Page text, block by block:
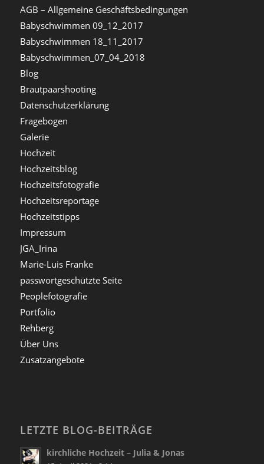
AGB – Allgemeine Geschäftsbedingungen
Babyschwimmen 09_12_2017
Babyschwimmen 18_11_2017
Babyschwimmen_07_04_2018
Blog
Brautpaarshooting
Datenschutzerklärung
Fragebogen
Galerie
Hochzeit
Hochzeitsblog
Hochzeitsfotografie
Hochzeitsreportage
Hochzeitstipps
Impressum
JGA_Irina
Marie-Luis Franke
passwortgeschützte Seite
Peoplefotografie
Portfolio
Rehberg
Über Uns
Zusatzangebote
LETZTE BLOG-BEITRÄGE
kirchliche Hochzeit – Julia & Jonas